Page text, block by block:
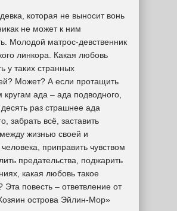
которая не выносит вонь
не может к ним
Молодой матрос-девственник
линкора. Какая любовь
у таких странных
Может? А если протащить
кругам ада – ада подводного,
раз страшнее ада
забрать всё, заставить
жизнью своей и
приправить чувством
предательства, поджарить
какая любовь такое
Эта повесть – ответвление от
острова Эйлин-Мор»